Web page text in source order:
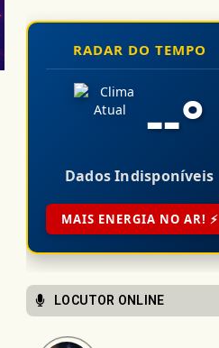
RADAR DO TEMPO
--°
Dados Indisponíveis
MAIS ENERGIA NO AR! ⚡
LOCUTOR ONLINE